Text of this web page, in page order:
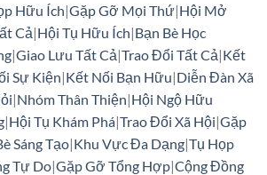
Hữu Ích|Gặp Gỡ Mọi Thứ|Hội Mở
Cả|Hội Tụ Hữu Ích|Bạn Bè Học
|Giao Lưu Tất Cả|Trao Đổi Tất Cả|Kết
Sự Kiện|Kết Nối Bạn Hữu|Diễn Đàn Xã
|Nhóm Thân Thiện|Hội Ngộ Hữu
|Hội Tụ Khám Phá|Trao Đổi Xã Hội|Gặp
Sáng Tạo|Khu Vực Đa Dạng|Tụ Họp
Tự Do|Gặp Gỡ Tổng Hợp|Cộng Đồng